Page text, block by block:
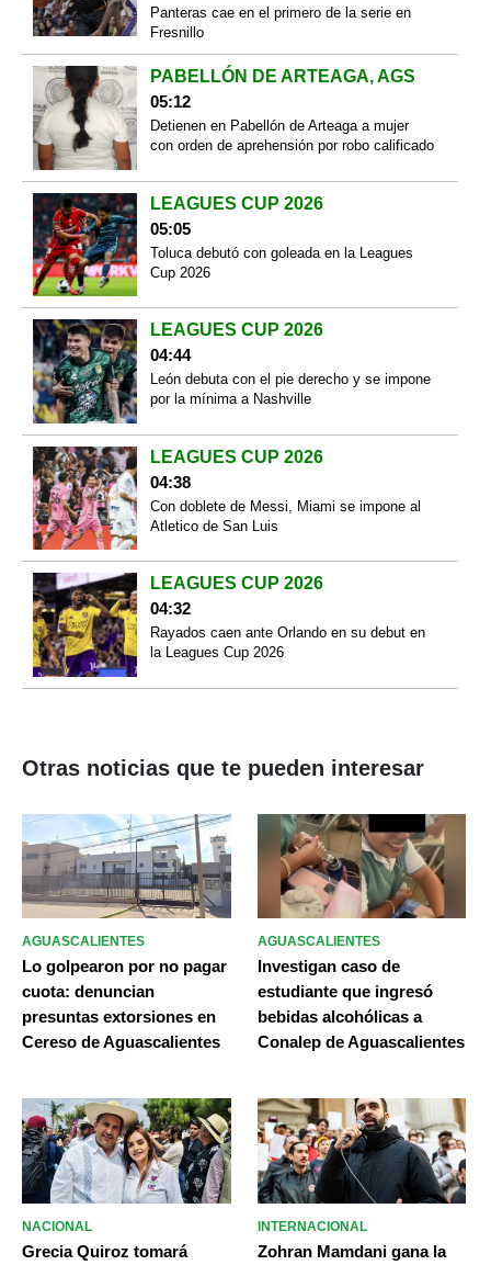
Panteras cae en el primero de la serie en
Fresnillo
PABELLÓN DE ARTEAGA, AGS
05:12
Detienen en Pabellón de Arteaga a mujer
con orden de aprehensión por robo calificado
LEAGUES CUP 2026
05:05
Toluca debutó con goleada en la Leagues
Cup 2026
LEAGUES CUP 2026
04:44
León debuta con el pie derecho y se impone
por la mínima a Nashville
LEAGUES CUP 2026
04:38
Con doblete de Messi, Miami se impone al
Atletico de San Luis
LEAGUES CUP 2026
04:32
Rayados caen ante Orlando en su debut en
la Leagues Cup 2026
Otras noticias que te pueden interesar
AGUASCALIENTES
Lo golpearon por no pagar
cuota: denuncian
presuntas extorsiones en
Cereso de Aguascalientes
AGUASCALIENTES
Investigan caso de
estudiante que ingresó
bebidas alcohólicas a
Conalep de Aguascalientes
NACIONAL
Grecia Quiroz tomará
INTERNACIONAL
Zohran Mamdani gana la